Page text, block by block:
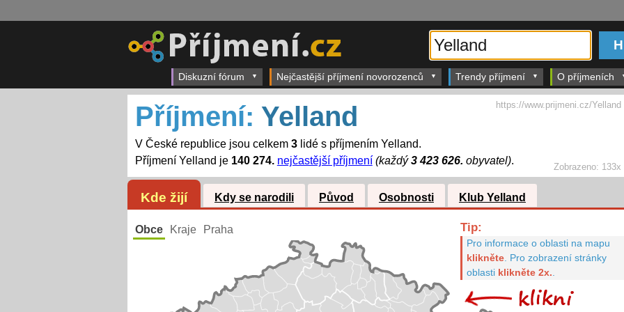
Diskuzní fórum Nejčastější příjmení novorozenců Trendy příjmení O příjmeních
Zobrazeno: 133x
Příjmení: Yelland
V České republice jsou celkem 3lidé s příjmením Yelland.
Příjmení Yelland je 140 274. nejčastější příjmení (každý3 423 626. obyvatel).
https://www.prijmeni.cz/Yelland
Kde žijí Kdy se narodili Původ Osobnosti Klub Yelland
Obce Kraje Praha Tip:
Pro informace o oblasti na mapu
klikněte. Pro zobrazení stránky
oblasti klikněte 2x.